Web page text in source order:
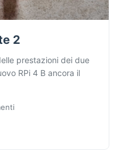
2
prestazioni dei due
RPi 4 B ancora il